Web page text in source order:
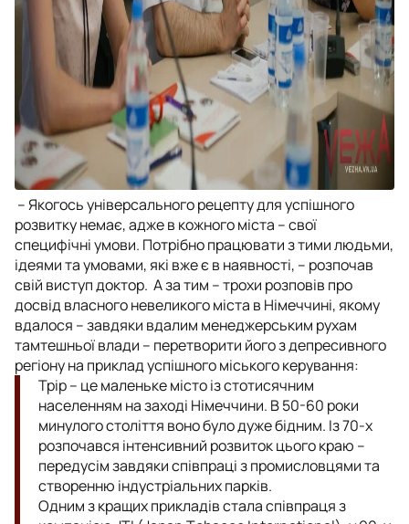
– Якогось універсального рецепту для успішного
розвитку немає, адже в кожного міста – свої
специфічні умови. Потрібно працювати з тими людьми,
ідеями та умовами, які вже є в наявності, – розпочав
свій виступ доктор. А за тим – трохи розповів про
досвід власного невеликого міста в Німеччині, якому
вдалося – завдяки вдалим менеджерським рухам
тамтешньої влади – перетворити його з депресивного
регіону на приклад успішного міського керування:
Трір – це маленьке місто із стотисячним
населенням на заході Німеччини. В 50-60 роки
минулого століття воно було дуже бідним. Із 70-х
розпочався інтенсивний розвиток цього краю –
передусім завдяки співпраці з промисловцями та
створенню індустріальних парків.
Одним з кращих прикладів стала співпраця з